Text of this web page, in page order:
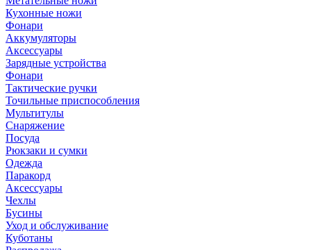
Кухонные ножи
Фонари
Аккумуляторы
Аксессуары
Зарядные устройства
Фонари
Тактические ручки
Точильные приспособления
Мультитулы
Снаряжение
Посуда
Рюкзаки и сумки
Одежда
Паракорд
Аксессуары
Чехлы
Бусины
Уход и обслуживание
Куботаны